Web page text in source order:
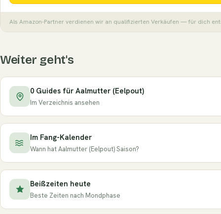
Als Amazon-Partner verdienen wir an qualifizierten Verkäufen — für dich
Weiter geht's
0 Guides für Aalmutter (Eelpout)
Im Verzeichnis ansehen
Im Fang-Kalender
Wann hat Aalmutter (Eelpout) Saison?
Beißzeiten heute
Beste Zeiten nach Mondphase